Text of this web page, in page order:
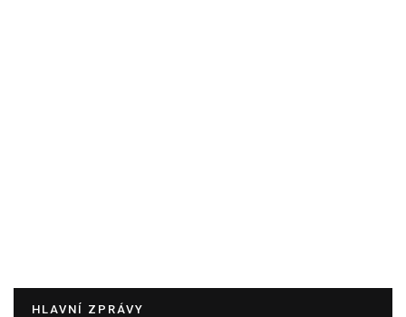
HLAVNÍ ZPRÁVY